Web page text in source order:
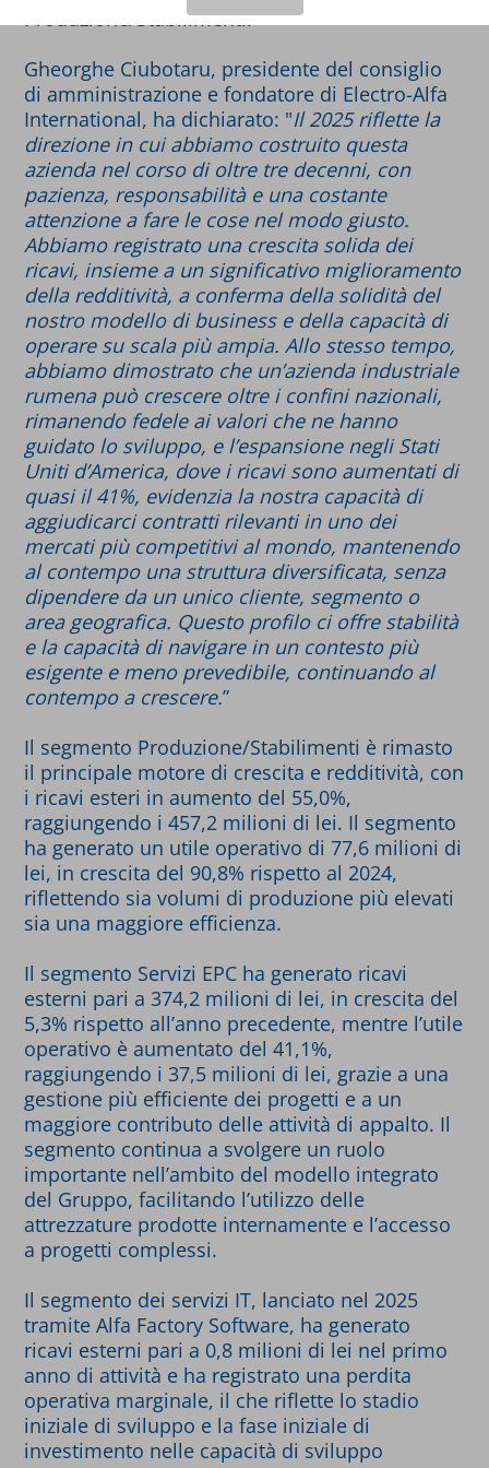
Produzione/Stabilimenti.
Gheorghe Ciubotaru, presidente del consiglio
di amministrazione e fondatore di Electro-Alfa
International, ha dichiarato: "Il 2025 riflette la
direzione in cui abbiamo costruito questa
azienda nel corso di oltre tre decenni, con
pazienza, responsabilità e una costante
attenzione a fare le cose nel modo giusto.
Abbiamo registrato una crescita solida dei
ricavi, insieme a un significativo miglioramento
della redditività, a conferma della solidità del
nostro modello di business e della capacità di
operare su scala più ampia. Allo stesso tempo,
abbiamo dimostrato che un’azienda industriale
rumena può crescere oltre i confini nazionali,
rimanendo fedele ai valori che ne hanno
guidato lo sviluppo, e l’espansione negli Stati
Uniti d’America, dove i ricavi sono aumentati di
quasi il 41%, evidenzia la nostra capacità di
aggiudicarci contratti rilevanti in uno dei
mercati più competitivi al mondo, mantenendo
al contempo una struttura diversificata, senza
dipendere da un unico cliente, segmento o
area geografica. Questo profilo ci offre stabilità
e la capacità di navigare in un contesto più
esigente e meno prevedibile, continuando al
contempo a crescere.”
Il segmento Produzione/Stabilimenti è rimasto
il principale motore di crescita e redditività, con
i ricavi esteri in aumento del 55,0%,
raggiungendo i 457,2 milioni di lei. Il segmento
ha generato un utile operativo di 77,6 milioni di
lei, in crescita del 90,8% rispetto al 2024,
riflettendo sia volumi di produzione più elevati
sia una maggiore efficienza.
Il segmento Servizi EPC ha generato ricavi
esterni pari a 374,2 milioni di lei, in crescita del
5,3% rispetto all’anno precedente, mentre l’utile
operativo è aumentato del 41,1%,
raggiungendo i 37,5 milioni di lei, grazie a una
gestione più efficiente dei progetti e a un
maggiore contributo delle attività di appalto. Il
segmento continua a svolgere un ruolo
importante nell’ambito del modello integrato
del Gruppo, facilitando l’utilizzo delle
attrezzature prodotte internamente e l’accesso
a progetti complessi.
Il segmento dei servizi IT, lanciato nel 2025
tramite Alfa Factory Software, ha generato
ricavi esterni pari a 0,8 milioni di lei nel primo
anno di attività e ha registrato una perdita
operativa marginale, il che riflette lo stadio
iniziale di sviluppo e la fase iniziale di
investimento nelle capacità di sviluppo